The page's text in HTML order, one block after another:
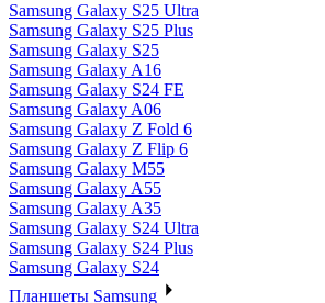
Samsung Galaxy S25 Ultra
Samsung Galaxy S25 Plus
Samsung Galaxy S25
Samsung Galaxy A16
Samsung Galaxy S24 FE
Samsung Galaxy A06
Samsung Galaxy Z Fold 6
Samsung Galaxy Z Flip 6
Samsung Galaxy M55
Samsung Galaxy A55
Samsung Galaxy A35
Samsung Galaxy S24 Ultra
Samsung Galaxy S24 Plus
Samsung Galaxy S24
Планшеты Samsung